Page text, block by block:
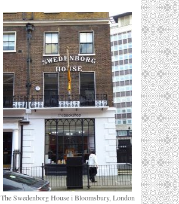
The Swedenborg House i Bloomsbury, London